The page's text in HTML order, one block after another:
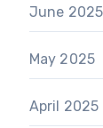
June 2025
May 2025
April 2025